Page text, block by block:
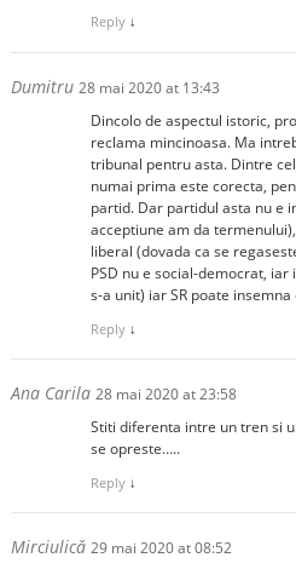
Reply ↓
Dumitru 28 mai 2020 at 13:43
Dincolo de aspectul istoric,
reclama mincinoasa. Ma
tribunal pentru asta. Dintre
numai prima este corecta,
partid. Dar partidul asta nu e
acceptiune am da
liberal (dovada ca se
PSD nu e social-democrat, iar
s-a unit) iar SR poate insemna
Reply ↓
Ana Carila 28 mai 2020 at 23:58
Stiti diferenta intre un tren si
se opreste…..
Reply ↓
Mirciulică 29 mai 2020 at 08:52